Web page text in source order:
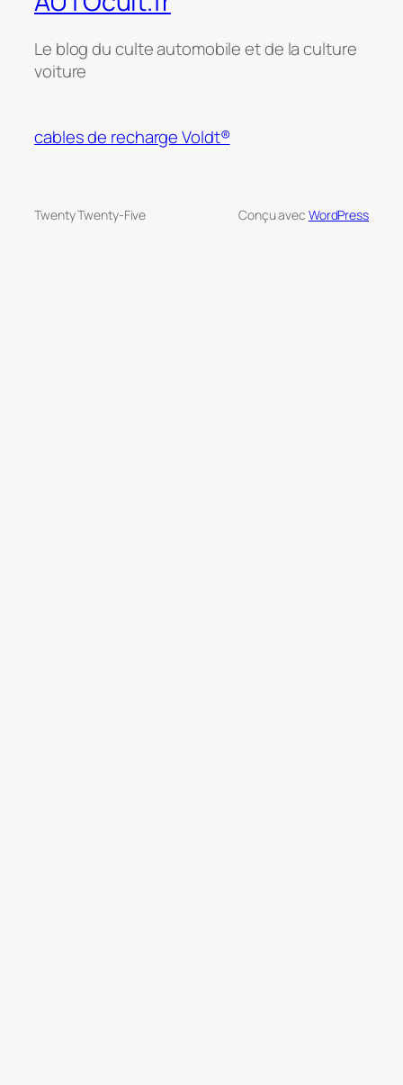
Le blog du culte automobile et de la culture
voiture
cables de recharge Voldt®
Twenty Twenty-Five Conçu avec WordPress